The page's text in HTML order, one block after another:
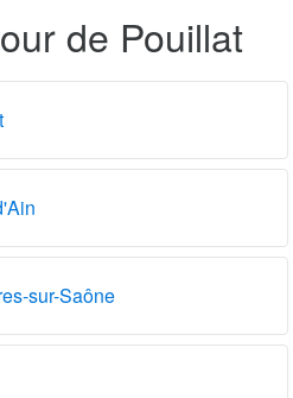
de Pouillat
sur-Saône